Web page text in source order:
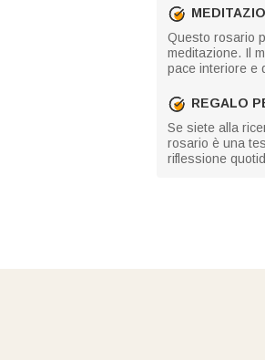
Questo rosario
meditazione. Il
pace interiore e
REGALO
Se siete alla
rosario è una
riflessione